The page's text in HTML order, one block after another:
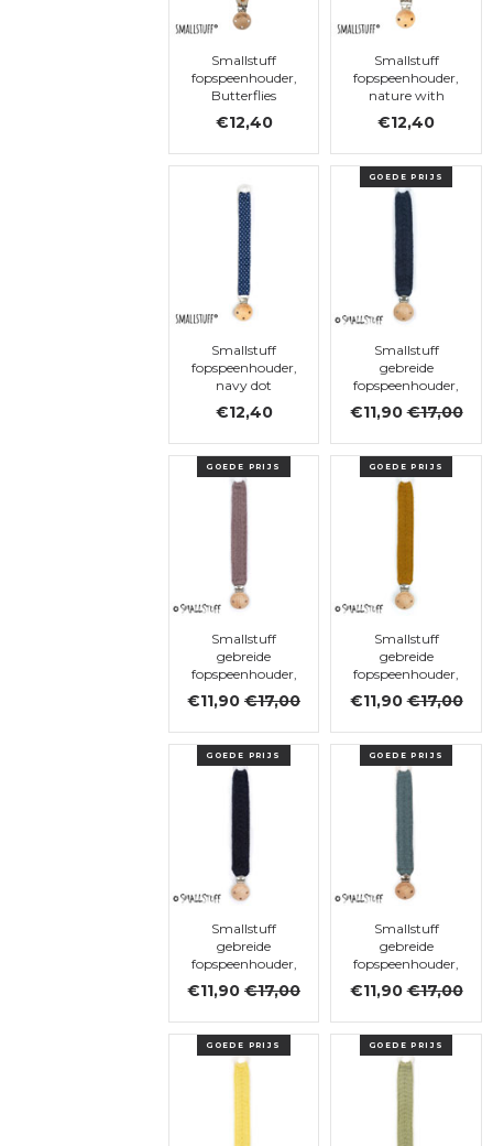
Smallstuff
fopspeenhouder,
Butterflies
€12,40
Smallstuff
fopspeenhouder,
nature with
€12,40
Smallstuff
fopspeenhouder,
navy dot
€12,40
GOEDE PRIJS
Smallstuff
gebreide
fopspeenhouder,
€11,90 €17,00
GOEDE PRIJS
Smallstuff
gebreide
fopspeenhouder,
Dark Rose
€11,90 €17,00
GOEDE PRIJS
Smallstuff
gebreide
fopspeenhouder,
Curry
€11,90 €17,00
GOEDE PRIJS
Smallstuff
gebreide
fopspeenhouder,
€11,90 €17,00
GOEDE PRIJS
Smallstuff
gebreide
fopspeenhouder,
€11,90 €17,00
GOEDE PRIJS GOEDE PRIJS